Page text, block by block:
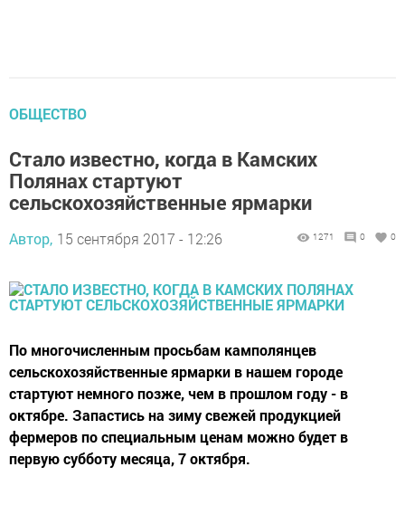
ОБЩЕСТВО
Стало известно, когда в Камских
Полянах стартуют
сельскохозяйственные ярмарки
Автор, 15 сентября 2017 - 12:26 1271 0 0
По многочисленным просьбам камполянцев
сельскохозяйственные ярмарки в нашем городе
стартуют немного позже, чем в прошлом году - в
октябре. Запастись на зиму свежей продукцией
фермеров по специальным ценам можно будет в
первую субботу месяца, 7 октября.